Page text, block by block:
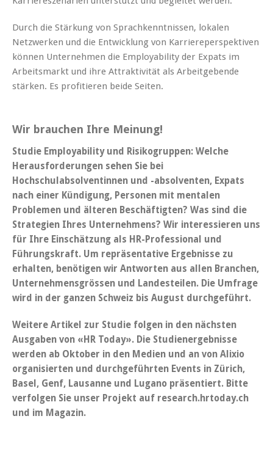
Durch die Stärkung von Sprachkenntnissen, lokalen
Netzwerken und die Entwicklung von Karriereperspektiven
können Unternehmen die Employability der Expats im
Arbeitsmarkt und ihre Attraktivität als Arbeitgebende
stärken. Es profitieren beide Seiten.
Wir brauchen Ihre Meinung!
Studie Employability und Risikogruppen: Welche
Herausforderungen sehen Sie bei
Hochschulabsolventinnen und -absolventen, Expats
nach einer Kündigung, Personen mit mentalen
Problemen und älteren Beschäftigten? Was sind die
Strategien Ihres Unternehmens? Wir interessieren uns
für Ihre Einschätzung als HR-Professional und
Führungskraft. Um repräsentative Ergebnisse zu
erhalten, benötigen wir Antworten aus allen Branchen,
Unternehmensgrössen und Landesteilen. Die Umfrage
wird in der ganzen Schweiz bis August durchgeführt.
Weitere Artikel zur Studie folgen in den nächsten
Ausgaben von «HR Today». Die Studienergebnisse
werden ab Oktober in den Medien und an von Alixio
organisierten und durchgeführten Events in Zürich,
Basel, Genf, Lausanne und Lugano präsentiert. Bitte
verfolgen Sie unser Projekt auf research.hrtoday.ch
und im Magazin.